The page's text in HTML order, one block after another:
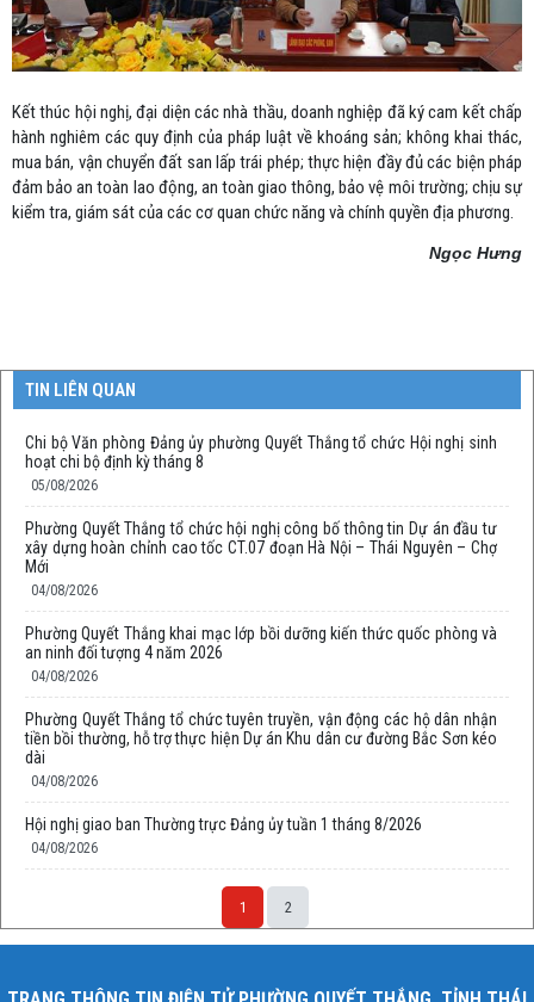
Kết thúc hội nghị, đại diện các nhà thầu, doanh nghiệp đã ký cam kết chấp
hành nghiêm các quy định của pháp luật về khoáng sản; không khai thác,
mua bán, vận chuyển đất san lấp trái phép; thực hiện đầy đủ các biện pháp
đảm bảo an toàn lao động, an toàn giao thông, bảo vệ môi trường; chịu sự
kiểm tra, giám sát của các cơ quan chức năng và chính quyền địa phương.
Ngọc Hưng
TIN LIÊN QUAN
Chi bộ Văn phòng Đảng ủy phường Quyết Thắng tổ chức Hội nghị sinh
hoạt chi bộ định kỳ tháng 8
05/08/2026
Phường Quyết Thắng tổ chức hội nghị công bố thông tin Dự án đầu tư
xây dựng hoàn chỉnh cao tốc CT.07 đoạn Hà Nội – Thái Nguyên – Chợ
Mới
04/08/2026
Phường Quyết Thắng khai mạc lớp bồi dưỡng kiến thức quốc phòng và
an ninh đối tượng 4 năm 2026
04/08/2026
Phường Quyết Thắng tổ chức tuyên truyền, vận động các hộ dân nhận
tiền bồi thường, hỗ trợ thực hiện Dự án Khu dân cư đường Bắc Sơn kéo
dài
04/08/2026
Hội nghị giao ban Thường trực Đảng ủy tuần 1 tháng 8/2026
04/08/2026
1 2